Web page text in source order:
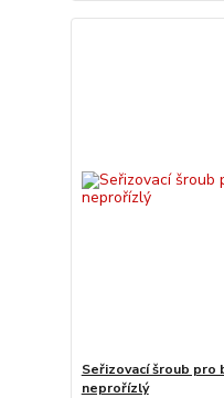
Seřizovací šroub
neprořízlý